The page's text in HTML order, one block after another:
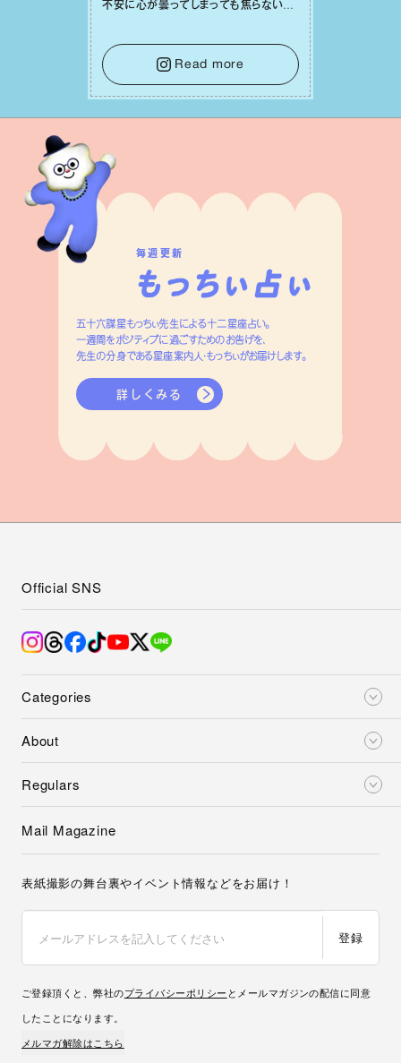
不安に⼼が曇ってしまっても焦らない
⾝や疲れていそうな⼈をいたわることに
時間を使いましょう。ここでしっかりとエ
ネルギーを蓄え、困難を乗り越える⼒に
変えましょう。
Read more
毎週更新
五十六謀星もっちぃ先生による十二星座占い。
一週間をポジティブに過ごすためのお告げを、
先生の分身である星座案内人・もっちぃがお届けします。
詳しくみる
Categories
About
Regulars
Official SNS
Mail Magazine
表紙撮影の舞台裏やイベント情報などをお届け！
登録
ご登録頂くと、弊社のプライバシーポリシー とメールマガジンの配信に同意
したことになります。
メルマガ解除はこちら